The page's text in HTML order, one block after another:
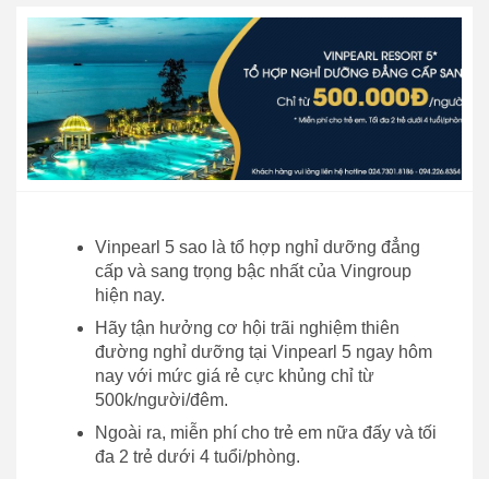
Vinpearl 5 sao là tổ hợp nghỉ dưỡng đẳng
cấp và sang trọng bậc nhất của Vingroup
hiện nay.
Hãy tận hưởng cơ hội trãi nghiệm thiên
đường nghỉ dưỡng tại Vinpearl 5 ngay hôm
nay với mức giá rẻ cực khủng chỉ từ
500k/người/đêm.
Ngoài ra, miễn phí cho trẻ em nữa đấy và tối
đa 2 trẻ dưới 4 tuổi/phòng.